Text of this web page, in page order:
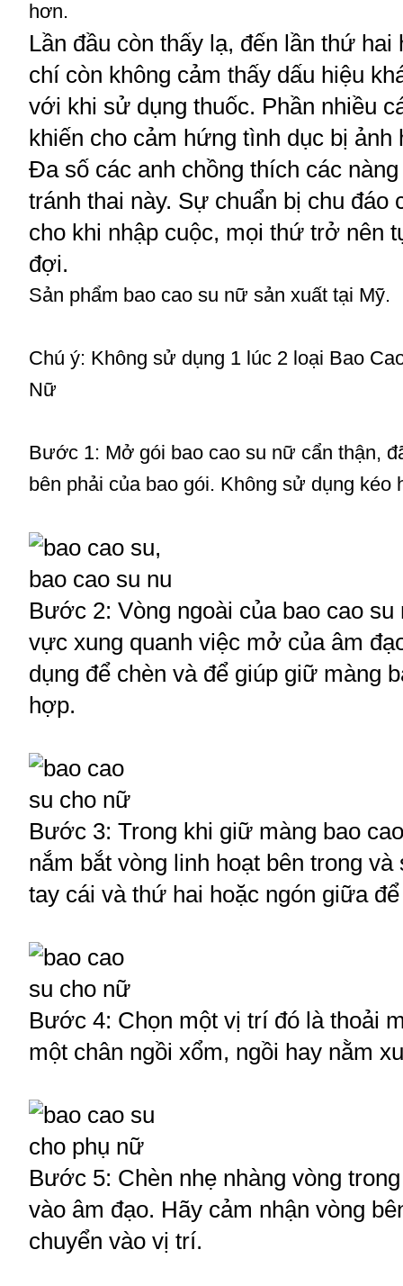
hơn.
Lần đầu còn thấy lạ, đến lần thứ
chí còn không cảm thấy dấu hiệu
với khi sử dụng thuốc. Phần nhiều
khiến cho cảm hứng tình dục bị ảnh
Đa số các anh chồng thích các
tránh thai này. Sự chuẩn bị chu đáo
cho khi nhập cuộc, mọi thứ trở nên
đợi.
Sản phẩm bao cao su nữ sản xuất tại Mỹ.
Chú ý: Không sử dụng 1 lúc 2 loại Bao
Nữ
Bước 1: Mở gói bao cao su nữ cẩn thận,
bên phải của bao gói. Không sử dụng kéo
Bước 2: Vòng ngoài của bao cao
vực xung quanh việc mở của âm
dụng để chèn và để giúp giữ màng
hợp.
Bước 3: Trong khi giữ màng bao
nắm bắt vòng linh hoạt bên trong
tay cái và thứ hai hoặc ngón giữa
Bước 4: Chọn một vị trí đó là thoải
một chân ngồi xổm, ngồi hay nằm
Bước 5: Chèn nhẹ nhàng vòng
vào âm đạo. Hãy cảm nhận vòng
chuyển vào vị trí.